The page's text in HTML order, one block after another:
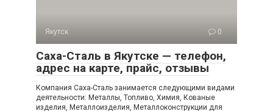
Якутск 0
Саха-Сталь в Якутске — телефон,
адрес на карте, прайс, отзывы
Компания Саха-Сталь занимается следующими видами
деятельности: Металлы, Топливо, Химия, Кованые
изделия, Металлоизделия, Металлоконструкции для